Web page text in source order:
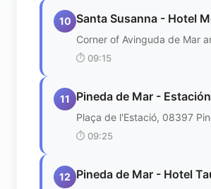
10 Santa Susanna - Hotel
Corner of Avinguda de Mar
⏱️ 09:15
11 Pineda de Mar -
Plaça de l'Estació, 08397
⏱️ 09:25
12 Pineda de Mar - Hotel